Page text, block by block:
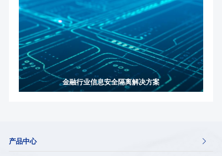
金融行业信息安全隔离解决方案
产品中心 